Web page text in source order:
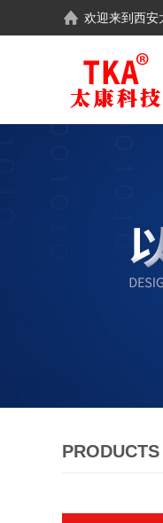
欢迎来到西安
PRODUCTS